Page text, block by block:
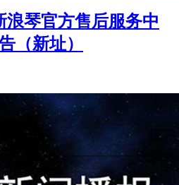
浪琴官方售后服务中
（新址）